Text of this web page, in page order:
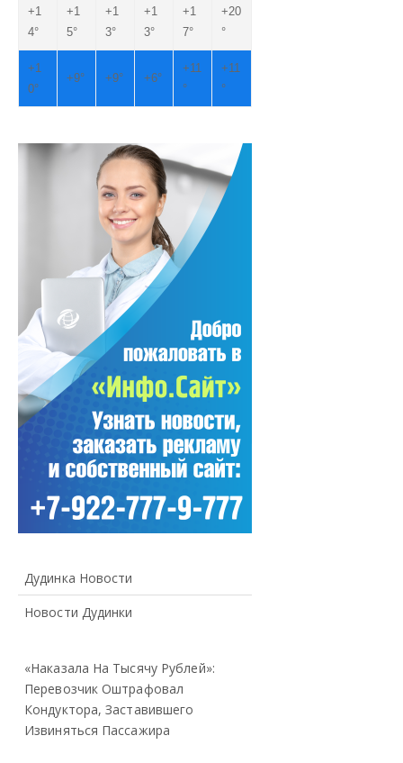
+1
4°
+1
5°
+1
3°
+1
3°
+1
7°
+20
°
+1
0°
+9° +9° +6°
+11
°
+11
°
Дудинка Новости
Новости Дудинки
«Наказала На Тысячу Рублей»:
Перевозчик Оштрафовал
Кондуктора, Заставившего
Извиняться Пассажира